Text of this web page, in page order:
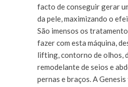
facto de conseguir gerar
da pele, maximizando o
São imensos os
fazer com esta máquina,
lifting, contorno de olhos,
remodelante de seios e
pernas e braços. A Genesis